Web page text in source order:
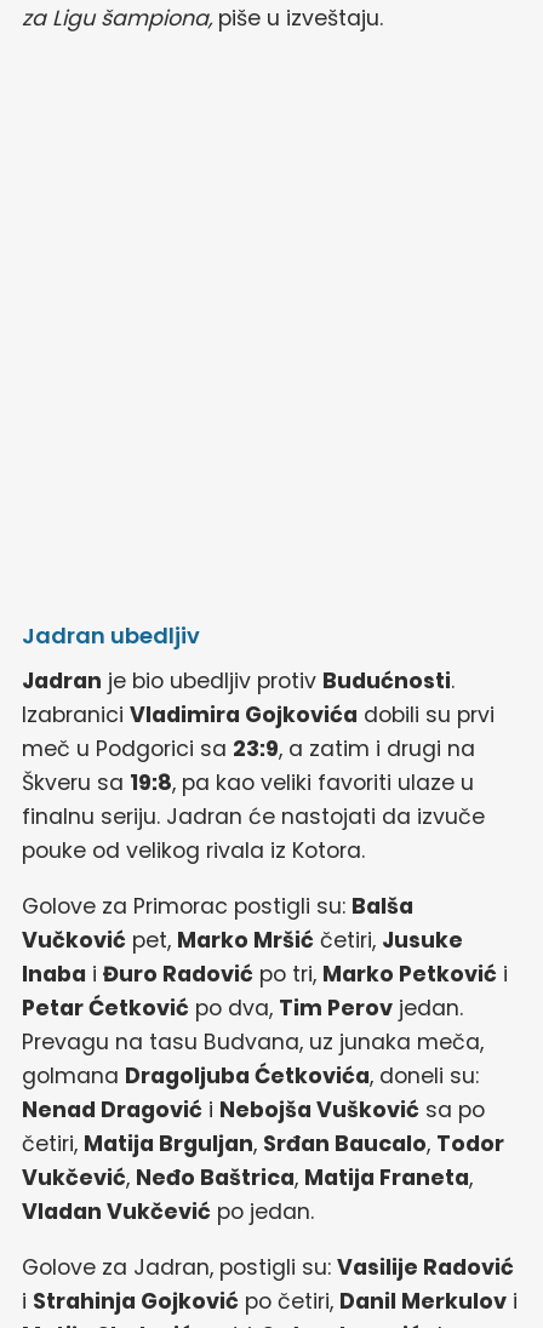
za Ligu šampiona,piše u izveštaju.
Jadran ubedljiv
Jadran je bio ubedljiv protiv Budućnosti.
Izabranici Vladimira Gojkovića dobili su prvi
meč u Podgorici sa 23:9, a zatim i drugi na
Škveru sa 19:8, pa kao veliki favoriti ulaze u
finalnu seriju. Jadran će nastojati da izvuče
pouke od velikog rivala iz Kotora.
Golove za Primorac postigli su: Balša
Vučković pet, Marko Mršić četiri, Jusuke
Inaba i Đuro Radović po tri, Marko Petković i
Petar Ćetković po dva, Tim Perov jedan.
Prevagu na tasu Budvana, uz junaka meča,
golmana Dragoljuba Ćetkovića, doneli su:
Nenad Dragović i Nebojša Vušković sa po
četiri, Matija Brguljan, Srđan Baucalo, Todor
Vukčević, Neđo Baštrica, Matija Franeta,
Vladan Vukčević po jedan.
Golove za Jadran, postigli su: Vasilije Radović
i Strahinja Gojković po četiri, Danil Merkulov i